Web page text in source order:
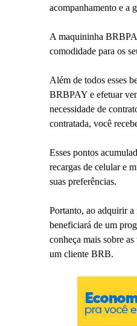
acompanhamento e a
A maquininha
comodidade para os
Além de todos esses
BRBPAY e efetuar
necessidade de
contratada, você
Esses pontos
recargas de celular e
suas preferências.
Portanto, ao adquirir a
beneficiará de um
conheça mais sobre
um cliente BRB.